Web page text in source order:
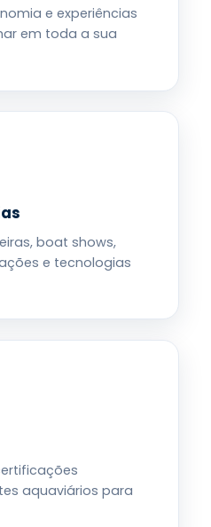
e experiências
em toda a sua
boat shows,
e tecnologias
aquaviários para